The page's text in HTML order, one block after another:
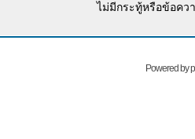
ไม่มีกระทู้หรือข้อคว
Powered by